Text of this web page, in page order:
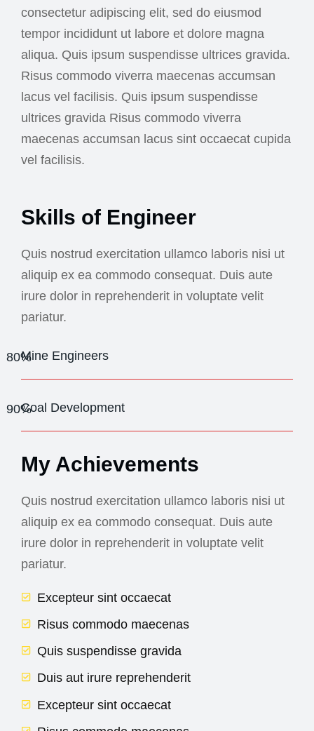
consectetur adipiscing elit, sed do eiusmod
tempor incididunt ut labore et dolore magna
aliqua. Quis ipsum suspendisse ultrices gravida.
Risus commodo viverra maecenas accumsan
lacus vel facilisis. Quis ipsum suspendisse
ultrices gravida Risus commodo viverra
maecenas accumsan lacus sint occaecat cupida
vel facilisis.
Skills of Engineer
Quis nostrud exercitation ullamco laboris nisi ut
aliquip ex ea commodo consequat. Duis aute
irure dolor in reprehenderit in voluptate velit
pariatur.
Mine Engineers
80%
Coal Development
90%
My Achievements
Quis nostrud exercitation ullamco laboris nisi ut
aliquip ex ea commodo consequat. Duis aute
irure dolor in reprehenderit in voluptate velit
pariatur.
Excepteur sint occaecat
Risus commodo maecenas
Quis suspendisse gravida
Duis aut irure reprehenderit
Excepteur sint occaecat